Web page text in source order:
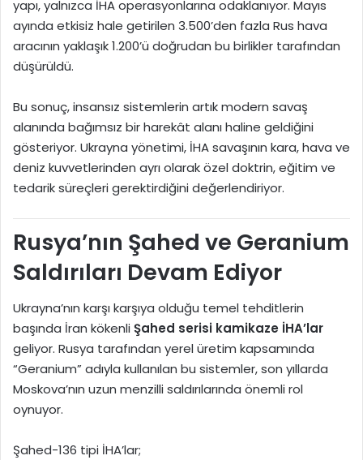
yapı, yalnızca İHA operasyonlarına odaklanıyor. Mayıs
ayında etkisiz hale getirilen 3.500’den fazla Rus hava
aracının yaklaşık 1.200’ü doğrudan bu birlikler tarafından
düşürüldü.
Bu sonuç, insansız sistemlerin artık modern savaş
alanında bağımsız bir harekât alanı haline geldiğini
gösteriyor. Ukrayna yönetimi, İHA savaşının kara, hava ve
deniz kuvvetlerinden ayrı olarak özel doktrin, eğitim ve
tedarik süreçleri gerektirdiğini değerlendiriyor.
Rusya’nın Şahed ve Geranium
Saldırıları Devam Ediyor
Ukrayna’nın karşı karşıya olduğu temel tehditlerin
başında İran kökenliŞahed serisi kamikaze İHA’lar
geliyor. Rusya tarafından yerel üretim kapsamında
“Geranium” adıyla kullanılan bu sistemler, son yıllarda
Moskova’nın uzun menzilli saldırılarında önemli rol
oynuyor.
Şahed-136 tipi İHA’lar;